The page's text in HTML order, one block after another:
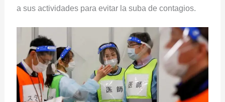
a sus actividades para evitar la suba de contagios.